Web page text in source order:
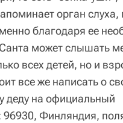
орган слуха,
благодаря ее
может слышать
всех детей, но и
все же написать о
деду на официальный
96930, Финляндия,